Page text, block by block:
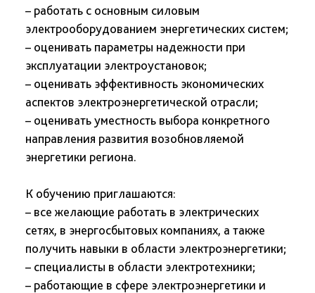
– работать с основным силовым
электрооборудованием энергетических систем;
– оценивать параметры надежности при
эксплуатации электроустановок;
– оценивать эффективность экономических
аспектов электроэнергетической отрасли;
– оценивать уместность выбора конкретного
направления развития возобновляемой
энергетики региона.
К обучению приглашаются:
– все желающие работать в электрических
сетях, в энергосбытовых компаниях, а также
получить навыки в области электроэнергетики;
– специалисты в области электротехники;
– работающие в сфере электроэнергетики и